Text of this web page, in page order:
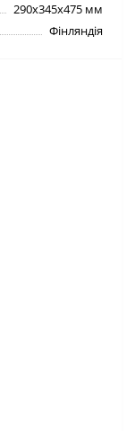
290х345х475 мм
Фінляндія